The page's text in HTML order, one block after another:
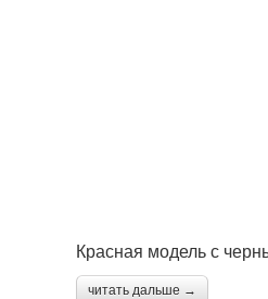
Красная модель с
читать дальше →